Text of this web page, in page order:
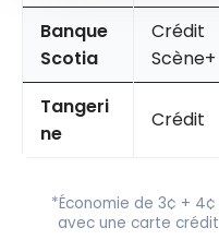
Banque
Scotia
Crédit
Scène+
Tangeri
ne
Crédit
*Économie de 3¢ +
avec une carte